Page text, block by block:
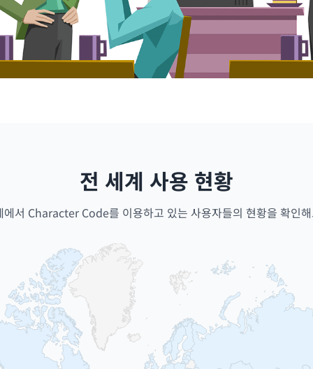
전 세계 사용 현황
에서 Character Code를 이용하고 있는 사용자들의 현황을 확인